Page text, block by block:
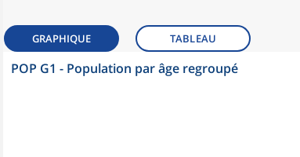
GRAPHIQUE TABLEAU
POP G1 - Population par âge regroupé